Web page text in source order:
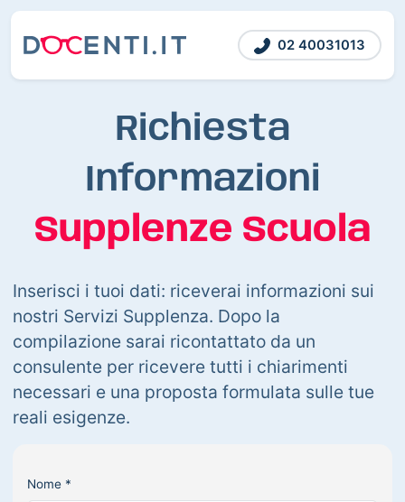
02 40031013
Richiesta
Informazioni
Supplenze Scuola
Inserisci i tuoi dati: riceverai informazioni sui
nostri Servizi Supplenza. Dopo la
compilazione sarai ricontattato da un
consulente per ricevere tutti i chiarimenti
necessari e una proposta formulata sulle tue
reali esigenze.
Nome *